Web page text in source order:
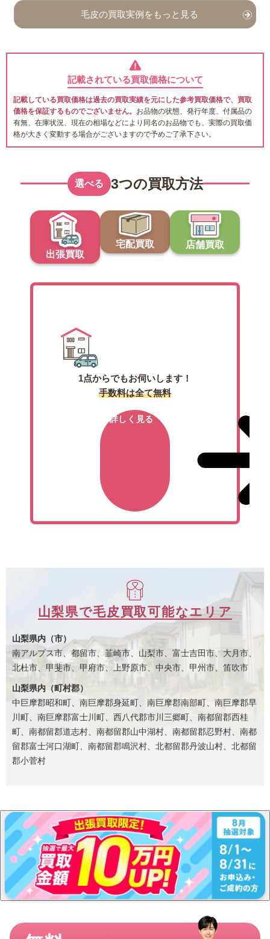
毛皮の買取実例をもっと見る
記載されている買取価格について
記載している買取価格は過去の買取実績を元にした参考買取価格で、買取
価格を保証するものでございません。 お品物の状態、発行年度、付属品の
有無、在庫状況、現在の相場などにより同名のお品物でも、実際の買取価
格が大きく変動する場合がございますので予めご了承下さい。
選べる 3つの買取方法
出張買取
宅配買取 店舗買取
1点からでもお伺いします！
手数料は全て無料
詳しく見る
山梨県で毛皮買取可能なエリア
山梨県内（市）
南アルプス市、都留市、韮崎市、山梨市、富士吉田市、大月市、
北杜市、甲斐市、甲府市、上野原市、中央市、甲州市、笛吹市
山梨県内（町村郡）
中巨摩郡昭和町、南巨摩郡身延町、南巨摩郡南部町、南巨摩郡早
川町、南巨摩郡富士川町、西八代郡市川三郷町、南都留郡西桂
町、南都留郡道志村、南都留郡山中湖村、南都留郡忍野村、南都
留郡富士河口湖町、南都留郡鳴沢村、北都留郡丹波山村、北都留
郡小菅村